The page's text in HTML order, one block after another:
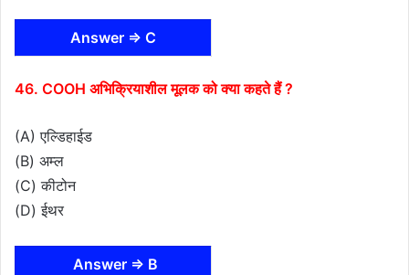
Answer ⇒ C
46. COOH अभिक्रियाशील मूलक को क्या कहते हैं ?
(A) एल्डिहाईड
(B) अम्ल
(C) कीटोन
(D) ईथर
Answer ⇒ B